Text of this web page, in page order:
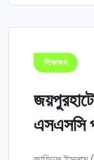
শিক্ষাঙ্গন
এসএসসি